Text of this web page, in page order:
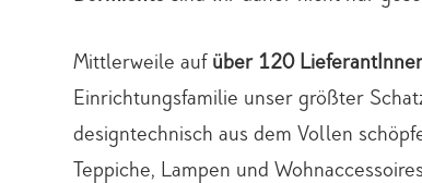
Mittlerweile auf über 120
Einrichtungsfamilie unser größter
designtechnisch aus dem Vollen
Teppiche, Lampen und